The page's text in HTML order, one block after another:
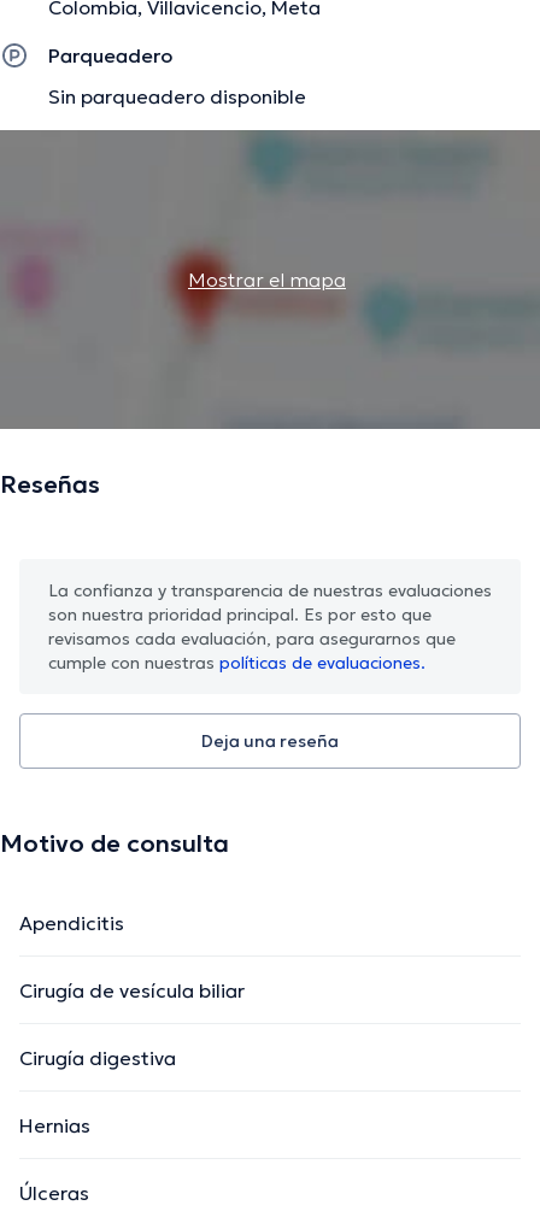
Colombia, Villavicencio, Meta
Parqueadero
Sin parqueadero disponible
Mostrar el mapa
Reseñas
La confianza y transparencia de nuestras evaluaciones
son nuestra prioridad principal. Es por esto que
revisamos cada evaluación, para asegurarnos que
cumple con nuestras políticas de evaluaciones.
Deja una reseña
Motivo de consulta
Apendicitis
Cirugía de vesícula biliar
Cirugía digestiva
Hernias
Úlceras